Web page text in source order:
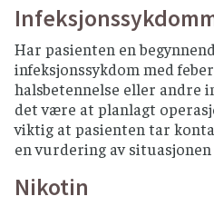
Har pasienten en
infeksjonssykdom med
halsbetennelse eller andre
det være at planlagt
viktig at pasienten tar
en vurdering av situasjonen
Nikotin